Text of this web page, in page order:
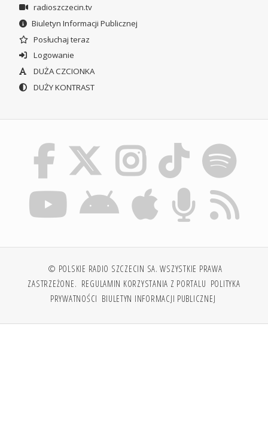
radioszczecin.tv
Biuletyn Informacji Publicznej
Posłuchaj teraz
Logowanie
DUŻA CZCIONKA
DUŻY KONTRAST
© POLSKIE RADIO SZCZECIN SA. WSZYSTKIE PRAWA
ZASTRZEŻONE. REGULAMIN KORZYSTANIA Z PORTALU POLITYKA
PRYWATNOŚCI BIULETYN INFORMACJI PUBLICZNEJ